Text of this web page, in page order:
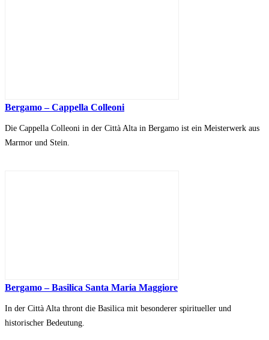
Bergamo – Cappella Colleoni
Die Cappella Colleoni in der Città Alta in Bergamo ist ein Meisterwerk aus
Marmor und Stein.
Bergamo – Basilica Santa Maria Maggiore
In der Città Alta thront die Basilica mit besonderer spiritueller und
historischer Bedeutung.